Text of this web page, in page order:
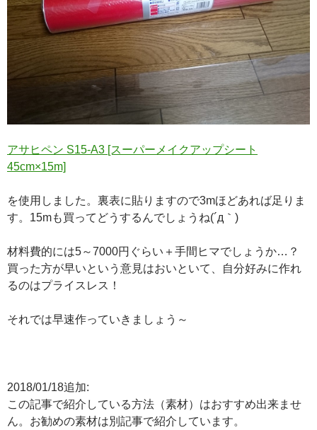
アサヒペン S15-A3 [スーパーメイクアップシート
45cm×15m]
を使用しました。裏表に貼りますので3mほどあれば足りま
す。15mも買ってどうするんでしょうね(´д｀)
材料費的には5～7000円ぐらい＋手間ヒマでしょうか…？
買った方が早いという意見はおいといて、自分好みに作れ
るのはプライスレス！
それでは早速作っていきましょう～
2018/01/18追加:
この記事で紹介している方法（素材）はおすすめ出来ませ
ん。お勧めの素材は別記事で紹介しています。